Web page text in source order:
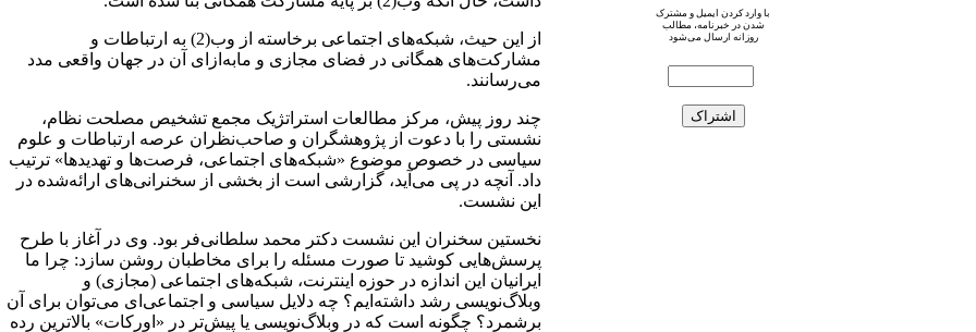
از این حیث، شبکه‌های اجتماعی برخاسته از وب(2) به ارتباطات و
مشارکت‌های همگانی در فضای مجازی و مابه‌ازای آن در جهان واقعی مدد
می‌رسانند.
چند روز پیش، مرکز مطالعات استراتژیک مجمع تشخیص مصلحت نظام،
نشستی را با دعوت از پژوهشگران و صاحب‌نظران عرصه ارتباطات و علوم
سیاسی در خصوص موضوع «شبکه‌های اجتماعی، فرصت‌ها و تهدیدها» ترتیب
داد. آنچه در پی می‌آید، گزارشی است از بخشی از سخنرانی‌های ارائه‌شده در
این نشست.
نخستین سخنران این نشست دکتر محمد سلطانی‌فر بود. وی در آغاز با طرح
پرسش‌هایی کوشید تا صورت مسئله را برای مخاطبان روشن سازد: چرا ما
ایرانیان این اندازه در حوزه اینترنت، شبکه‌های اجتماعی (مجازی) و
وبلاگ‌نویسی رشد داشته‌ایم؟ چه دلایل سیاسی و اجتماعی‌ای می‌توان برای آن
برشمرد؟ چگونه است که در وبلاگ‌نویسی یا پیش‌تر در «اورکات» بالاترین رده
با وارد کردن ایمیل و مشترک
شدن در خبرنامه، مطالب
روزانه ارسال می‌شود